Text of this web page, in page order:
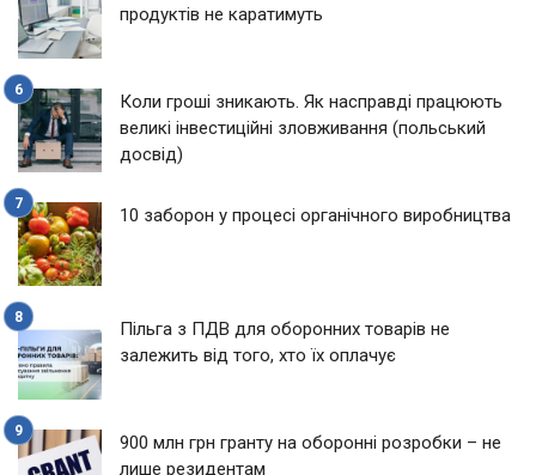
продуктів не каратимуть
Коли гроші зникають. Як насправді працюють
великі інвестиційні зловживання (польський
досвід)
10 заборон у процесі органічного виробництва
Пільга з ПДВ для оборонних товарів не
залежить від того, хто їх оплачує
900 млн грн гранту на оборонні розробки – не
лише резидентам